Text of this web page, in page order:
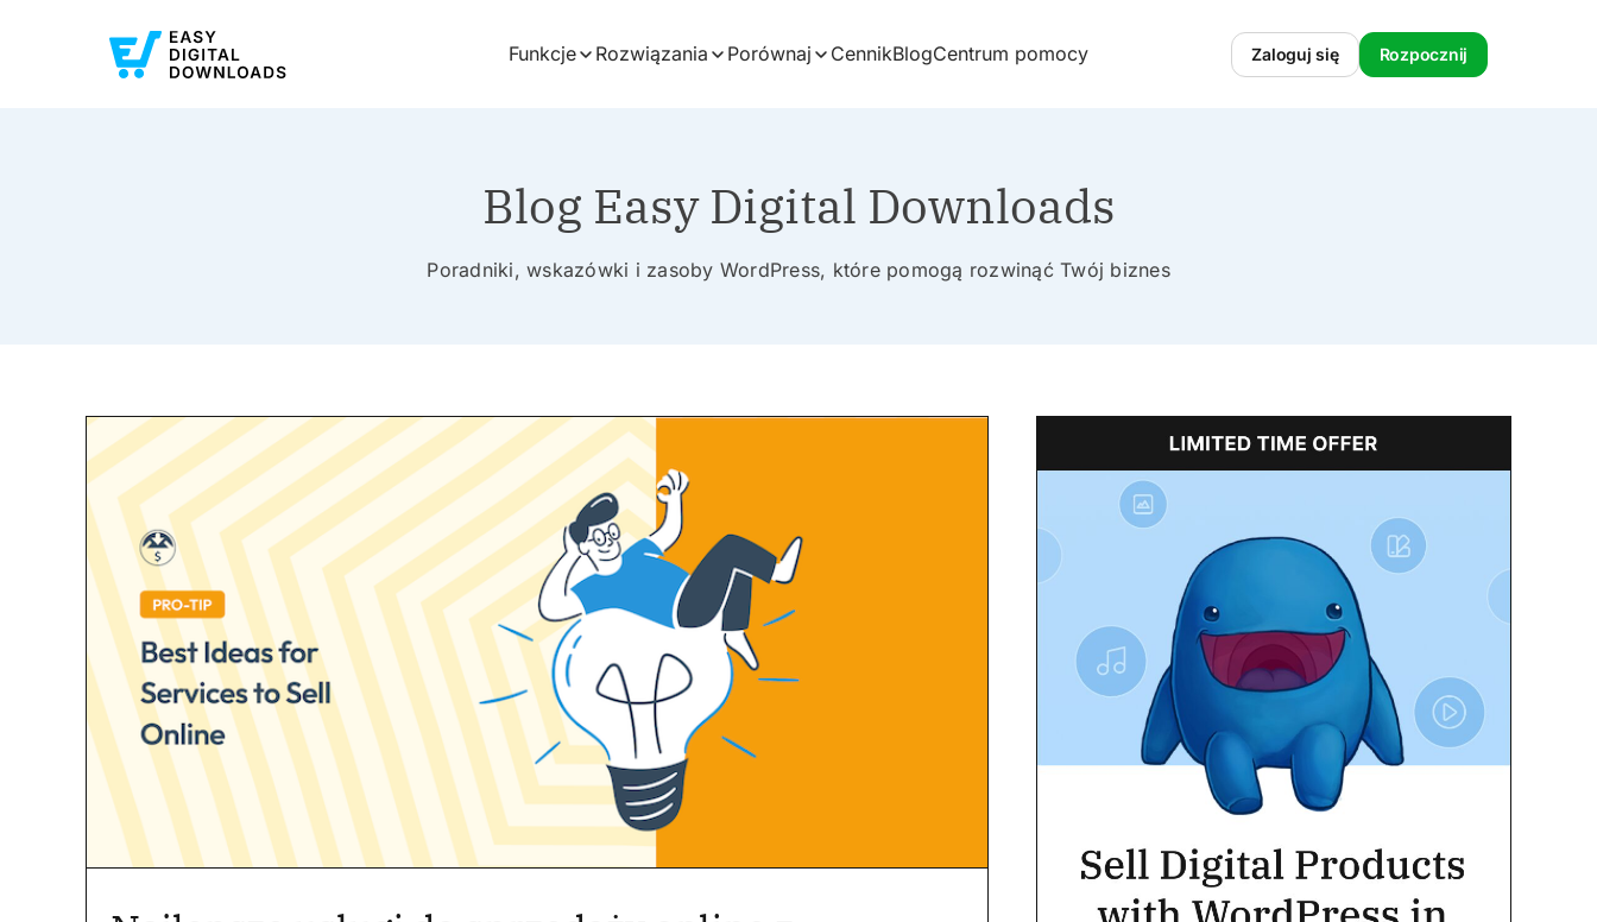
Funkcje Rozwiązania Porównaj CennikBlogCentrum pomocy Zaloguj się Rozpocznij
Blog Easy Digital Downloads
Poradniki, wskazówki i zasoby WordPress, które pomogą rozwinąć Twój biznes